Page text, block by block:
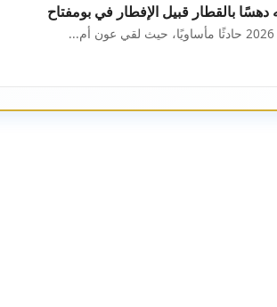
بالقطار قبيل الإفطار في بومفتاح